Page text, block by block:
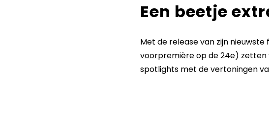
Een beetje
Met de release van zijn
voorpremièreop de 24e) zetten
spotlights met de vertoningen van